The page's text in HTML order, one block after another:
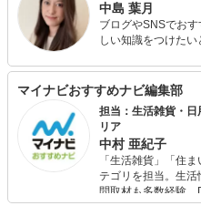
中島 葉月
ブログやSNSでお
しい知識をつけた
としても活動中。
ろいろなコスメを試
しんでもらえるよう
マイナビおすすめナビ編集部
担当：生活雑貨・
リア
中村 亜紀子
「生活雑貨」「住
テゴリを担当。生
問取材も多数経験
りや壁紙チェンジ